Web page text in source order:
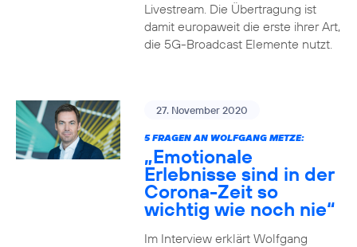
Livestream. Die Übertragung ist
damit europaweit die erste ihrer Art,
die 5G-Broadcast Elemente nutzt.
27. November 2020
5 FRAGEN AN WOLFGANG METZE:
„Emotionale
Erlebnisse sind in der
Corona-Zeit so
wichtig wie noch nie“
Im Interview erklärt Wolfgang